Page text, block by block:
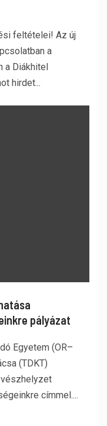
feltételei! Az új
a
a Diákhitel
hirdet...
pályázat
Egyetem (OR–
(TDKT)
címmel....